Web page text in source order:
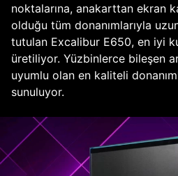
noktalarına, anakarttan ekran
olduğu tüm donanımlarıyla
tutulan Excalibur E650, en iyi
üretiliyor. Yüzbinlerce bileşen
uyumlu olan en kaliteli
sunuluyor.